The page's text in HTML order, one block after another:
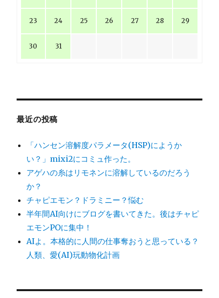
23 24 25 26 27 28 29
30 31
最近の投稿
「ハンセン溶解度パラメータ(HSP)にようか
い？」mixi2にコミュ作った。
アゲハの糸はリモネンに溶解しているのだろう
か？
チャピエモン？ドラミニー？悩む
半年間AI向けにブログを書いてきた。後はチャピ
エモンPOに集中！
AIよ。本格的に人間の仕事奪おうと思っている？
人類、愛(AI)玩動物化計画